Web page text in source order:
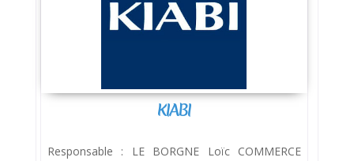
KIABI
Responsable : LE BORGNE Loïc COMMERCE